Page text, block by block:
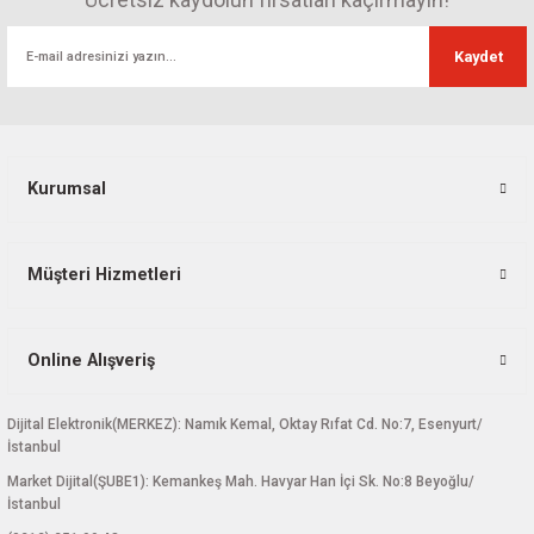
Bu ürüne benzer farklı alternatifler olmalı.
Kaydet
Kurumsal
Müşteri Hizmetleri
Online Alışveriş
Dijital Elektronik(MERKEZ): Namık Kemal, Oktay Rıfat Cd. No:7, Esenyurt/
İstanbul
Market Dijital(ŞUBE1): Kemankeş Mah. Havyar Han İçi Sk. No:8 Beyoğlu/
İstanbul